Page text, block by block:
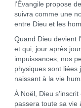
l’Évangile propose
suivra comme une
entre Dieu et les
Quand Dieu devient
et qui, jour après
impuissances, nos
physiques sont liées
naissant à la vie
À Noël, Dieu
passera toute sa vie